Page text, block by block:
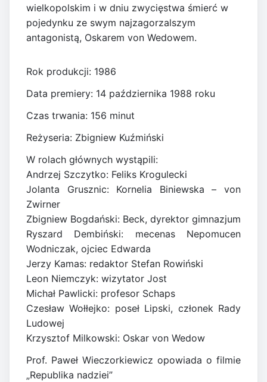
wielkopolskim i w dniu zwycięstwa śmierć w
pojedynku ze swym najzagorzalszym
antagonistą, Oskarem von Wedowem.
Rok produkcji: 1986
Data premiery: 14 października 1988 roku
Czas trwania: 156 minut
Reżyseria: Zbigniew Kuźmiński
W rolach głównych wystąpili:
Andrzej Szczytko: Feliks Krogulecki
Jolanta Grusznic: Kornelia Biniewska – von
Zwirner
Zbigniew Bogdański: Beck, dyrektor gimnazjum
Ryszard Dembiński: mecenas Nepomucen
Wodniczak, ojciec Edwarda
Jerzy Kamas: redaktor Stefan Rowiński
Leon Niemczyk: wizytator Jost
Michał Pawlicki: profesor Schaps
Czesław Wołłejko: poseł Lipski, członek Rady
Ludowej
Krzysztof Milkowski: Oskar von Wedow
Prof. Paweł Wieczorkiewicz opowiada o filmie
„Republika nadziei”